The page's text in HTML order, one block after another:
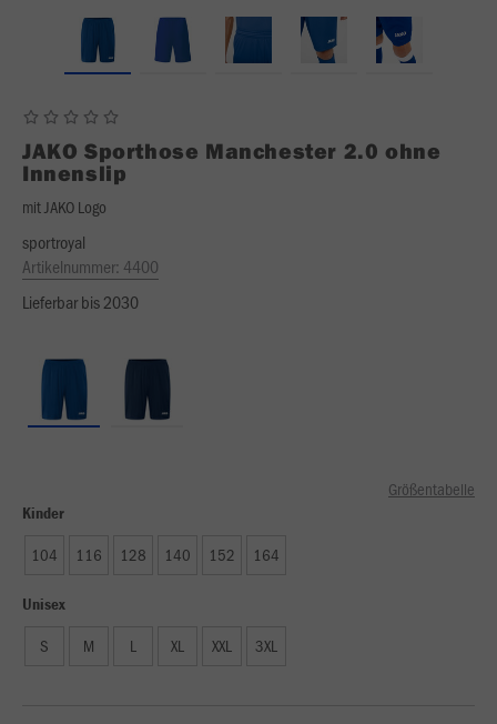
JAKO Sporthose Manchester 2.0 ohne
Innenslip
mit JAKO Logo
sportroyal
Artikelnummer: 4400
Lieferbar bis 2030
Größentabelle
Kinder
104 116 128 140 152 164
Unisex
S M L XL XXL 3XL